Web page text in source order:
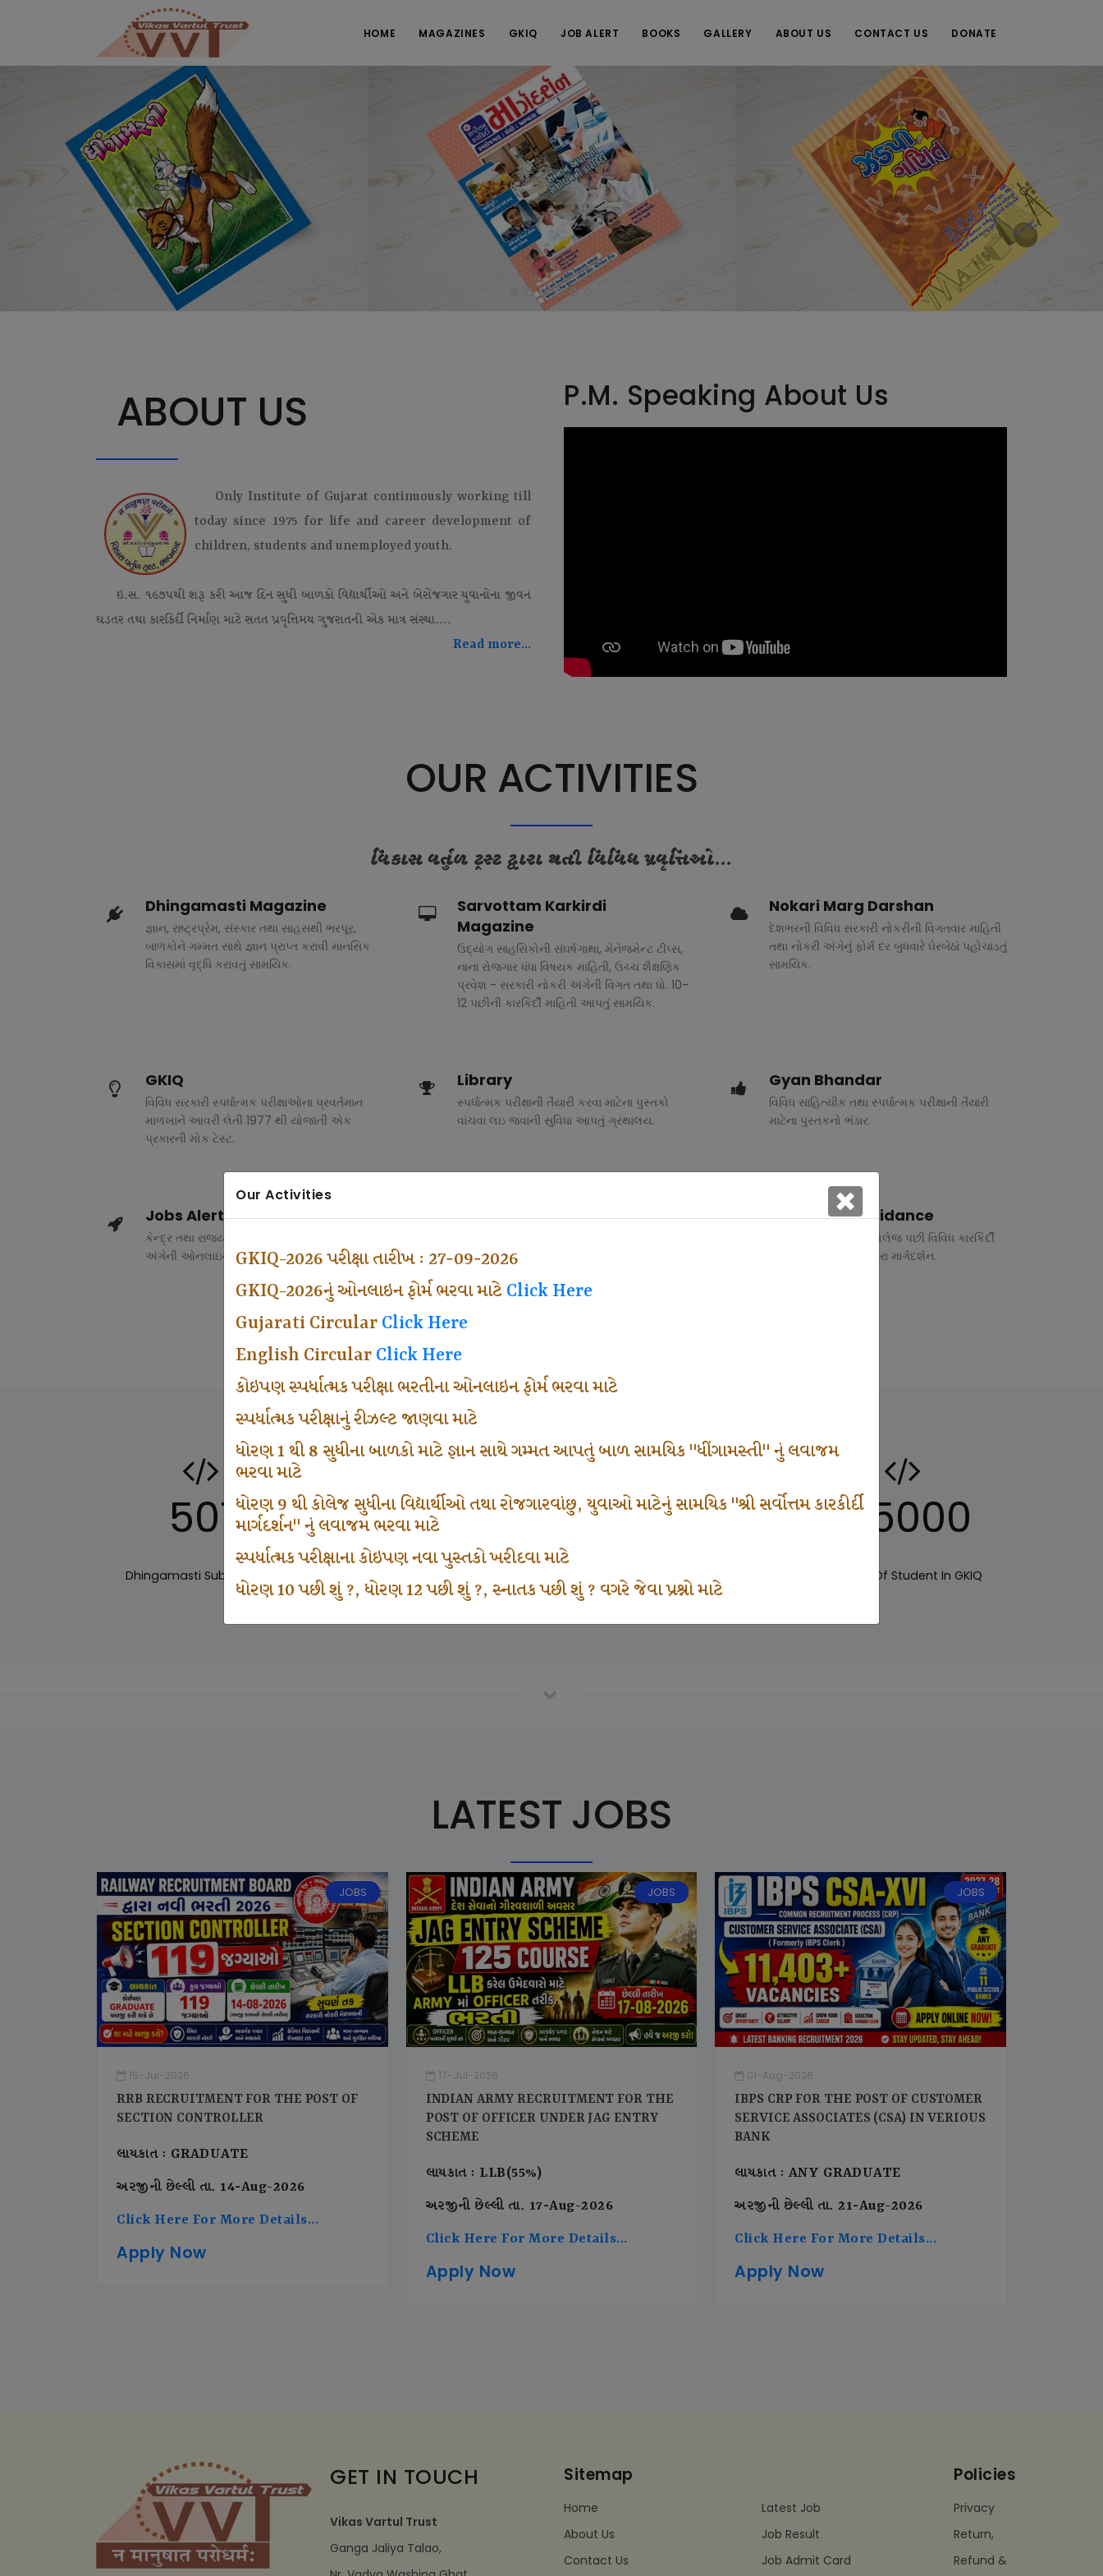
HOME MAGAZINES GKIQ JOB ALERT BOOKS GALLERY ABOUT US CONTACT US DONATE
Our Activities
GKIQ-2026 પરીક્ષા તારીખ : 27-09-2026
GKIQ-2026નું ઓનલાઇન ફોર્મ ભરવા માટે Click Here
Gujarati Circular Click Here
English Circular Click Here
કોઇપણ સ્પર્ધાત્મક પરીક્ષા ભરતીના ઓનલાઇન ફોર્મ ભરવા માટે
સ્પર્ધાત્મક પરીક્ષાનું રીઝલ્ટ જાણવા માટે
ધોરણ 1 થી 8 સુધીના બાળકો માટે જ્ઞાન સાથે ગમ્મત આપતું બાળ સામયિક "ધીંગામસ્તી" નું લવાજમ
ભરવા માટે
ધોરણ 9 થી કોલેજ સુધીના વિદ્યાર્થીઓ તથા રોજગારવાંછુ, યુવાઓ માટેનું સામયિક "શ્રી સર્વોત્તમ કારકીર્દી
માર્ગદર્શન" નું લવાજમ ભરવા માટે
સ્પર્ધાત્મક પરીક્ષાના કોઇપણ નવા પુસ્તકો ખરીદવા માટે
ધોરણ 10 પછી શું ?, ધોરણ 12 પછી શું ?, સ્નાતક પછી શું ? વગરે જેવા પ્રશ્નો માટે
ABOUT US
Only Institute of Gujarat continuously working till
today since 1975 for life and career development of
children, students and unemployed youth.
ઇ.સ. ૧૯૭૫થી શરૂ કરી આજ દિન સુધી બાળકો વિદ્યાર્થીઓ અને બેરોજગાર યુવાનોના જીવન
ઘડતર તથા કારકિર્દી નિર્માણ માટે સતત પ્રવૃત્તિમય ગુજરાતની એક માત્ર સંસ્થા....
Read more...
P.M. Speaking About Us
OUR ACTIVITIES
વિકાસ વર્તુળ ટ્રસ્ટ દ્વારા થતી વિવિધ પ્રવૃત્તિઓ...
Dhingamasti Magazine
જ્ઞાન, રાષ્ટ્રપ્રેમ, સંસ્કાર તથા સાહસથી ભરપૂર,
બાળકોને ગમ્મત સાથે જ્ઞાન પ્રાપ્ત કરાવી માનસિક
વિકાસમાં વૃદ્ધિ કરાવતું સામયિક.
Sarvottam Karkirdi
Magazine
ઉદ્યોગ સાહસિકોની સંઘર્ષગાથા, મેનેજમેન્ટ ટીપ્સ,
નાના રોજગાર ધંધા વિષયક માહિતી, ઉચ્ચ શૈક્ષણિક
પ્રવેશ - સરકારી નોકરી અંગેની વિગત તથા ધો. 10-
12 પછીની કારકિર્દી માહિતી આપતું સામયિક.
Nokari Marg Darshan
દેશભરની વિવિધ સરકારી નોકરીની વિગતવાર માહિતી
તથા નોકરી અંગેનું ફોર્મ દર બુધવારે ઘેરબેઠાં પહોચાડતું
સામયિક.
GKIQ
વિવિધ સરકારી સ્પર્ધાત્મક પરીક્ષાઓના પ્રવર્તમાન
માળખાને આવરી લેતી 1977 થી યોજાતી એક
પ્રકારની મોક ટેસ્ટ.
Library
સ્પર્ધાત્મક પરીક્ષાની તૈયારી કરવા માટેના પુસ્તકો
વાંચવા લઇ જવાની સુવિધા આપતું ગ્રંથાલય.
Gyan Bhandar
વિવિધ સાહિત્યીક તથા સ્પર્ધાત્મક પરીક્ષાની તૈયારી
માટેના પુસ્તકનો ભંડાર.
Jobs Alert
કેન્દ્ર તથા રાજ્ય સરકારના વિવિધ વિભાગોમાં ભરતી
અંગેની ઓનલાઇન માહિતી.
Competitive Exam Class
હેતુ ફક્ત વ્યવસ્થા ખર્ચ લઇ ચલાવતા વર્ગ.
Vocational Guidance
ધોરણ 10 અને 12 તથા કોલેજ પછી વિવિધ કારકિર્દી
અંગે રૂબરુ તથા ફોન દ્વારા માર્ગદર્શન.
501
Dhingamasti Subscription
671 1000 125000
Number Of Student In GKIQ
LATEST JOBS
JOBS
15-Jul-2026
RRB RECRUITMENT FOR THE POST OF
SECTION CONTROLLER
લાયકાત : GRADUATE
અરજીની છેલ્લી તા. 14-Aug-2026
Click Here For More Details...
Apply Now
JOBS
17-Jul-2026
INDIAN ARMY RECRUITMENT FOR THE
POST OF OFFICER UNDER JAG ENTRY
SCHEME
લાયકાત : LLB(55%)
અરજીની છેલ્લી તા. 17-Aug-2026
Click Here For More Details...
Apply Now
JOBS
01-Aug-2026
IBPS CRP FOR THE POST OF CUSTOMER
SERVICE ASSOCIATES (CSA) IN VERIOUS
BANK
લાયકાત : ANY GRADUATE
અરજીની છેલ્લી તા. 21-Aug-2026
Click Here For More Details...
Apply Now
GET IN TOUCH
Vikas Vartul Trust
Ganga Jaliya Talao,
Sitemap
Home
About Us
Contact Us
Latest Job
Job Result
Job Admit Card
Policies
Privacy
Return,
Refund &